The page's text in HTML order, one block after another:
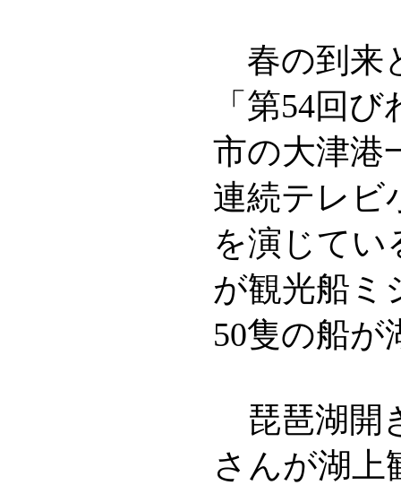
春の到来
「第54回
市の大津港
連続テレビ
を演じてい
が観光船ミ
50隻の船が
琵琶湖開
さんが湖上